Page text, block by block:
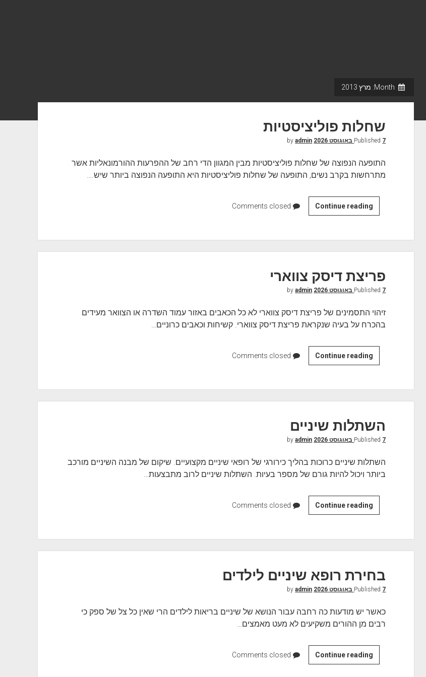
מרץ 2013
שחלות פוליציסטיות
Published 7 באוגוסט 2026 admin
התופעה הנפוצה של שחלות פוליציסטיות מבין המגוון הדי רחב של ההפרעות ההורמונאליות אשר
מתרחשות בקרב נשים, התופעה של שחלות פוליציסטיות היא התופעה הנפוצה ביותר שיש.…
Continue reading
ח
ו
ת
ו
ל
צ
י
י
פריצת דיסק צווארי
Published 7 באוגוסט 2026 admin
זיהוי התסמינים של פריצת דיסק צווארי לא כל הכאבים באזור עמוד השדרה או הצוואר מעידים
בהכרח על בעיה שנקראת פריצת דיסק צווארי. קשיחות וכאבים כרוניים…
Continue reading
ר
צ
ת
י
ס
צ
ו
ר
השתלות שיניים
Published 7 באוגוסט 2026 admin
השתלות שיניים כרוכות בהליך כירורגי של רופאי שיניים מקצועיים. שיקום של מבנה השיניים מורכב
ביותר ויכול להיות גורם של מספר בעיות. השתלות שיניים לרוב מתבצעות…
Continue reading
ש
ל
ו
ש
י
י
י
בחירת רופא שיניים לילדים
Published 7 באוגוסט 2026 admin
כאשר יש מודעות כה רחבה עבור הנושא של שיניים בריאות לילדים הרי שאין כל צל של ספק כי
רבים מן ההורים משקיעים לא מעט מאמצים…
Continue reading
ח